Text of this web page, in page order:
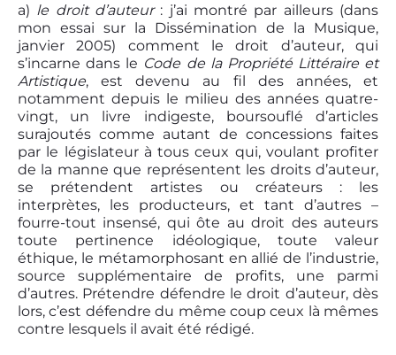
a) le droit d’auteur: j’ai montré par ailleurs (dans
mon essai sur la Dissémination de la Musique,
janvier 2005) comment le droit d’auteur, qui
s’incarne dans le Code de la Propriété Littéraire et
Artistique, est devenu au fil des années, et
notamment depuis le milieu des années quatre-
vingt, un livre indigeste, boursouflé d’articles
surajoutés comme autant de concessions faites
par le législateur à tous ceux qui, voulant profiter
de la manne que représentent les droits d’auteur,
se prétendent artistes ou créateurs : les
interprètes, les producteurs, et tant d’autres –
fourre-tout insensé, qui ôte au droit des auteurs
toute pertinence idéologique, toute valeur
éthique, le métamorphosant en allié de l’industrie,
source supplémentaire de profits, une parmi
d’autres. Prétendre défendre le droit d’auteur, dès
lors, c’est défendre du même coup ceux là mêmes
contre lesquels il avait été rédigé.